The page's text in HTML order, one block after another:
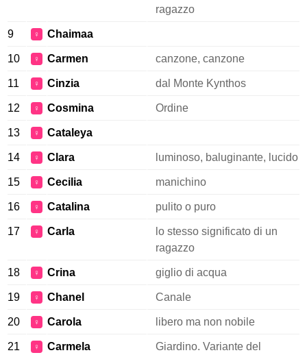
ragazzo
9 ♀ Chaimaa
10 ♀ Carmen canzone, canzone
11 ♀ Cinzia dal Monte Kynthos
12 ♀ Cosmina Ordine
13 ♀ Cataleya
14 ♀ Clara luminoso, baluginante, lucido
15 ♀ Cecilia manichino
16 ♀ Catalina pulito o puro
17 ♀ Carla
lo stesso significato di un
ragazzo
18 ♀ Crina giglio di acqua
19 ♀ Chanel Canale
20 ♀ Carola libero ma non nobile
21 ♀ Carmela
Giardino. Variante del